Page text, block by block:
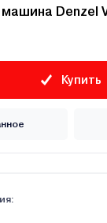
Denzel
Купить